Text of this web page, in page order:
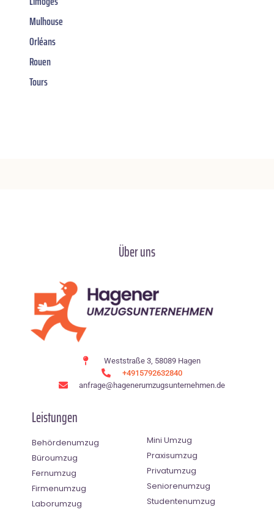
Mulhouse
Orléans
Rouen
Tours
Über uns
Weststraße 3, 58089 Hagen
+4915792632840
anfrage@hagenerumzugsunternehmen.de
Leistungen
Behördenumzug
Büroumzug
Fernumzug
Firmenumzug
Laborumzug
Mini Umzug
Praxisumzug
Privatumzug
Seniorenumzug
Studentenumzug